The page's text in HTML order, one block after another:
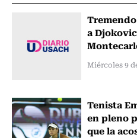
a
Miércoles 9
Tenista
en pleno
que la